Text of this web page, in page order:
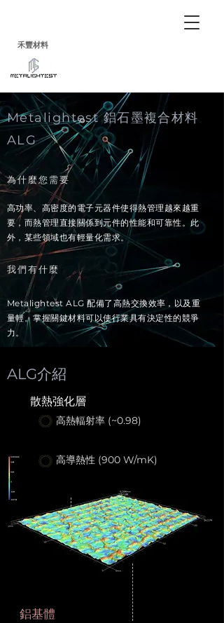
禾豐材料
Metalightest 鋁石墨複合材料
ALG
為什麼您需要
高功率、高密度的電子元器件使得熱管理越來越重
要，而熱管理直接關係到元件的性能和可靠性。此
外，某些領域也有輕量化需求。
我們有什麼
Metalightest ALG 配備了高熱交換效率，以及重
量輕。掌握關鍵材料可以使行業具有決定性的競爭
力。
ALG介紹
散熱強化層
高熱輻射率 (~0.98)
鋁基體
高導熱性 (900 W/mK)